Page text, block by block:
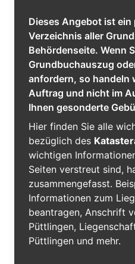
Dieses Angebot ist
Verzeichnis aller
Behördenseite. Wenn
Grundbuchauszug
anfordern, so handeln
Auftrag und nicht im
Ihnen gesonderte
Hier finden Sie alle
bezüglich des
wichtigen
Seiten verstreut sind,
zusammengefasst.
Informationen zum
beantragen, Anschrift
Püttlingen,
Püttlingen und mehr.